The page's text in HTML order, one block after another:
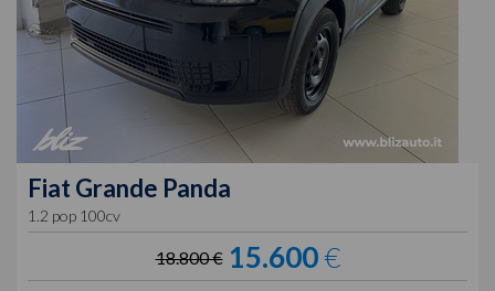
Fiat Grande Panda
1.2 pop 100cv
18.800 € 15.600€